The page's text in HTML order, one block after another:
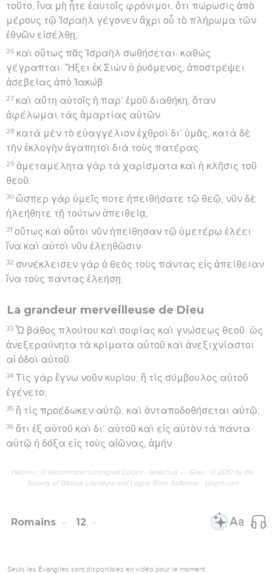
τοῦτο, ἵνα μὴ ἦτε ἑαυτοῖς φρόνιμοι, ὅτι πώρωσις ἀπὸ
μέρους τῷ Ἰσραὴλ γέγονεν ἄχρι οὗ τὸ πλήρωμα τῶν
ἐθνῶν εἰσέλθῃ,
26 καὶ οὕτως πᾶς Ἰσραὴλ σωθήσεται· καθὼς
γέγραπται· Ἥξει ἐκ Σιὼν ὁ ῥυόμενος, ἀποστρέψει
ἀσεβείας ἀπὸ Ἰακώβ.
27 καὶ αὕτη αὐτοῖς ἡ παρ’ ἐμοῦ διαθήκη, ὅταν
ἀφέλωμαι τὰς ἁμαρτίας αὐτῶν.
28 κατὰ μὲν τὸ εὐαγγέλιον ἐχθροὶ δι’ ὑμᾶς, κατὰ δὲ
τὴν ἐκλογὴν ἀγαπητοὶ διὰ τοὺς πατέρας·
29 ἀμεταμέλητα γὰρ τὰ χαρίσματα καὶ ἡ κλῆσις τοῦ
θεοῦ.
30 ὥσπερ γὰρ ὑμεῖς ποτε ἠπειθήσατε τῷ θεῷ, νῦν δὲ
ἠλεήθητε τῇ τούτων ἀπειθείᾳ,
31 οὕτως καὶ οὗτοι νῦν ἠπείθησαν τῷ ὑμετέρῳ ἐλέει
ἵνα καὶ αὐτοὶ νῦν ἐλεηθῶσιν·
32 συνέκλεισεν γὰρ ὁ θεὸς τοὺς πάντας εἰς ἀπείθειαν
ἵνα τοὺς πάντας ἐλεήσῃ.
La grandeur merveilleuse de Dieu
33 Ὦ βάθος πλούτου καὶ σοφίας καὶ γνώσεως θεοῦ· ὡς
ἀνεξεραύνητα τὰ κρίματα αὐτοῦ καὶ ἀνεξιχνίαστοι
αἱ ὁδοὶ αὐτοῦ.
34 Τίς γὰρ ἔγνω νοῦν κυρίου; ἢ τίς σύμβουλος αὐτοῦ
ἐγένετο;
35 ἢ τίς προέδωκεν αὐτῷ, καὶ ἀνταποδοθήσεται αὐτῷ;
36 ὅτι ἐξ αὐτοῦ καὶ δι’ αὐτοῦ καὶ εἰς αὐτὸν τὰ πάντα·
αὐτῷ ἡ δόξα εἰς τοὺς αἰῶνας, ἀμήν.
Hébreu : © Westminster Leningrad Codex - tanach.us --- Grec : © 2010 by the
Society of Biblical Literature and Logos Bible Software - sblgnt.com
Romains 12
Seuls les Évangiles sont disponibles en vidéo pour le moment.